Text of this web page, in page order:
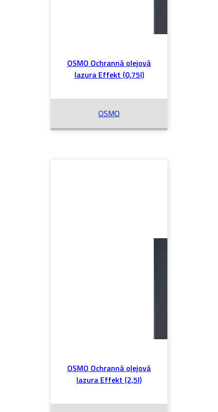
OSMO Ochranná olejová
lazura Effekt (0,75l)
OSMO
OSMO Ochranná olejová
lazura Effekt (2,5l)